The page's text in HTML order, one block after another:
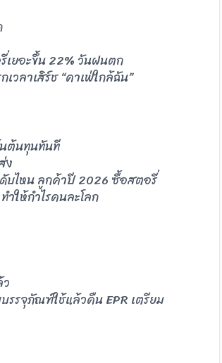
เยอะขึ้น 22% วันฝนตก
วลาเสิร์ช “คาเฟ่ใกล้ฉัน”
ต้นทุนทันที
ง
ดับไหน ลูกค้าปี 2026 ซื้อสตอรี่
ให้กำไรคนละโลก
รจุภัณฑ์ใช้แล้วคืน EPR เตรียม